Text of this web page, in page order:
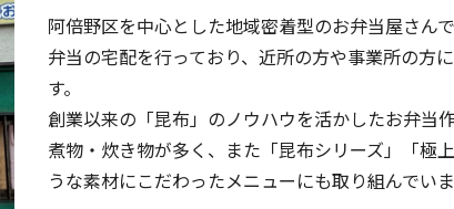
阿倍野区を中心とした地域密着型のお弁当屋さんで
弁当の宅配を行っており、近所の方や事業所の方
す。
創業以来の「昆布」のノウハウを活かしたお弁当作
煮物・炊き物が多く、また「昆布シリーズ」「極
うな素材にこだわったメニューにも取り組んでいま